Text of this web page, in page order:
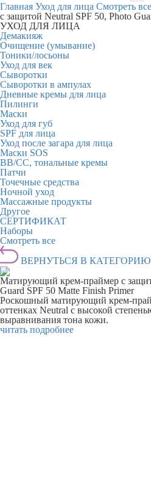
Главная Уход для лица Смотреть все
с защитой Neutral SPF 50, Photo
УХОД ДЛЯ ЛИЦА
Демакияж
Очищение (умывание)
Тоники/лосьоны
Уход для век
Сыворотки
Сыворотки в ампулах
Дневные кремы для лица
Пилинги
Маски
Уход для губ
SPF для лица
Уход после загара для лица
Маски SOS
BB/CC, тональные кремы
Патчи
Точечные средства
Ночной уход
Массажные продукты
Другое
СЕРТИФИКАТ
Наборы
Смотреть все
ВЕРНУТЬСЯ В КАТЕГОРИЮ
Матирующий крем-праймер с
Guard SPF 50 Matte Finish Primer
Роскошный матирующий крем-
оттенках Neutral с высокой
выравнивания тона кожи.
читать подробнее